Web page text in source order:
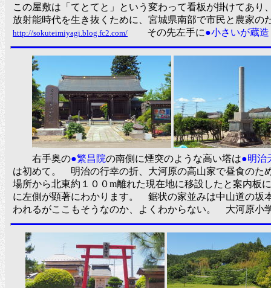
この屋敷は「てとてと」という変わって看板が掛けてあ
放射能時代を生き抜くために、宮城県南部で市民と農家
http://sokuteimiyagi.blog.fc2.com/ その先左手に●小さいが蔵
右手奥の●繁昌院の南側に煙突のような高い塔は●明治
は初めて。 明治の行幸の折、大河原の高山家で昼食の
場所から北東約１００m離れた現在地に移設したと案
に左側が顕著にわかります。 鋸状の家並みは中山道の坂
われるがここもそうなのか、よくわからない。 大河原小